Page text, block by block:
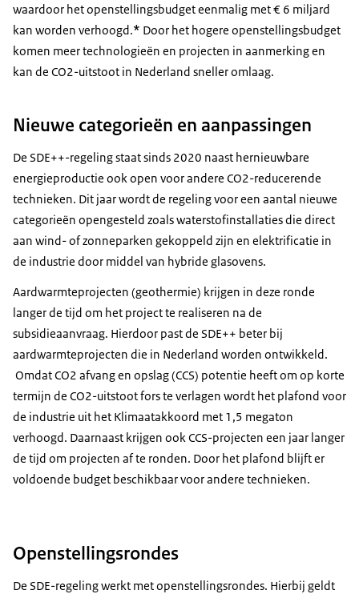
waardoor het openstellingsbudget eenmalig met € 6 miljard
kan worden verhoogd.* Door het hogere openstellingsbudget
komen meer technologieën en projecten in aanmerking en
kan de CO2-uitstoot in Nederland sneller omlaag.
Nieuwe categorieën en aanpassingen
De SDE++-regeling staat sinds 2020 naast hernieuwbare
energieproductie ook open voor andere CO2-reducerende
technieken. Dit jaar wordt de regeling voor een aantal nieuwe
categorieën opengesteld zoals waterstofinstallaties die direct
aan wind- of zonneparken gekoppeld zijn en elektrificatie in
de industrie door middel van hybride glasovens.
Aardwarmteprojecten (geothermie) krijgen in deze ronde
langer de tijd om het project te realiseren na de
subsidieaanvraag. Hierdoor past de SDE++ beter bij
aardwarmteprojecten die in Nederland worden ontwikkeld.
Omdat CO2 afvang en opslag (CCS) potentie heeft om op korte
termijn de CO2-uitstoot fors te verlagen wordt het plafond voor
de industrie uit het Klimaatakkoord met 1,5 megaton
verhoogd. Daarnaast krijgen ook CCS-projecten een jaar langer
de tijd om projecten af te ronden. Door het plafond blijft er
voldoende budget beschikbaar voor andere technieken.
Openstellingsrondes
De SDE-regeling werkt met openstellingsrondes. Hierbij geldt